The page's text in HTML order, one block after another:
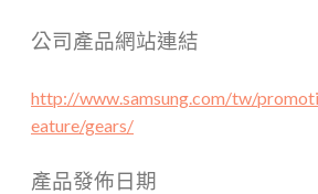
公司產品網站連結
http://www.samsung.com/tw/
eature/gears/
產品發佈日期